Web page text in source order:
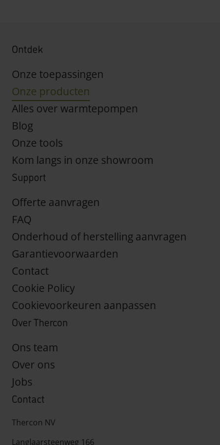
Ontdek
Onze toepassingen
Onze producten
Alles over warmtepompen
Blog
Onze tools
Kom langs in onze showroom
Support
Offerte aanvragen
FAQ
Onderhoud of herstelling aanvragen
Garantievoorwaarden
Contact
Cookie Policy
Cookievoorkeuren aanpassen
Over Thercon
Ons team
Over ons
Jobs
Contact
Thercon NV
Langlaarsteenweg 166